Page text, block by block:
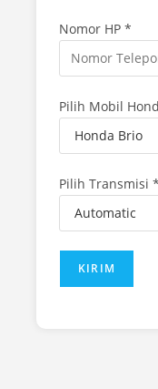
Nomor HP *
Pilih Mobil
Pilih Transmisi *